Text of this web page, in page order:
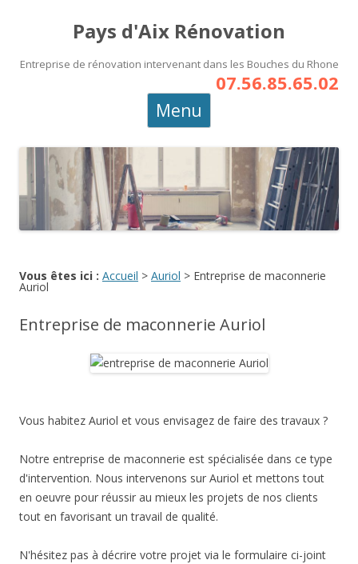
Pays d'Aix Rénovation
Entreprise de rénovation intervenant dans les Bouches du Rhone
07.56.85.65.02
Menu
Vous êtes ici : Accueil > Auriol > Entreprise de maconnerie
Auriol
Entreprise de maconnerie Auriol
Vous habitez Auriol et vous envisagez de faire des travaux ?
Notre entreprise de maconnerie est spécialisée dans ce type
d'intervention. Nous intervenons sur Auriol et mettons tout
en oeuvre pour réussir au mieux les projets de nos clients
tout en favorisant un travail de qualité.
N'hésitez pas à décrire votre projet via le formulaire ci-joint